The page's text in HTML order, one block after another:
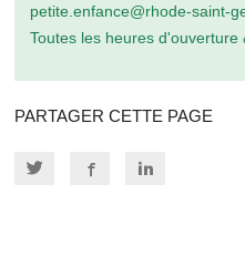
petite.enfance@rhode-saint-
Toutes les heures d'ouverture
PARTAGER CETTE PAGE